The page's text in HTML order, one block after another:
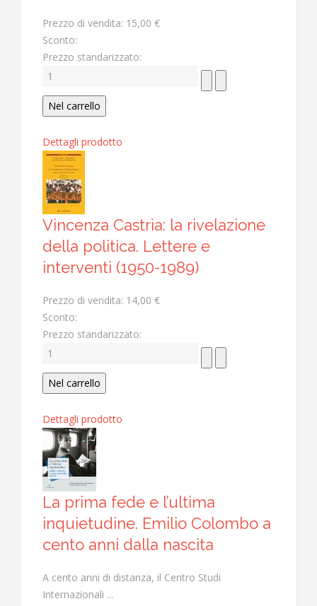
Prezzo di vendita: 15,00 €
Sconto:
Prezzo standarizzato:
Dettagli prodotto
Vincenza Castrìa: la rivelazione
della politica. Lettere e
interventi (1950-1989)
Prezzo di vendita: 14,00 €
Sconto:
Prezzo standarizzato:
Dettagli prodotto
La prima fede e l’ultima
inquietudine. Emilio Colombo a
cento anni dalla nascita
A cento anni di distanza, il Centro Studi
Internazionali ...